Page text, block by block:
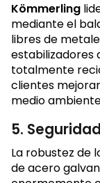
Kömmerling
mediante el
libres de
estabilizadores
totalmente
clientes
medio
5.
La robustez de
de acero